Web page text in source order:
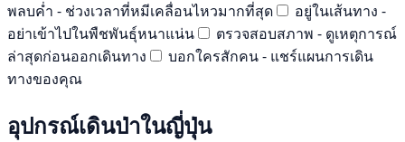
พลบค่ำ - ช่วงเวลาที่หมีเคลื่อนไหวมากที่สุด
อยู่ในเส้นทาง -
อย่าเข้าไปในพืชพันธุ์หนาแน่น
ตรวจสอบสภาพ - ดูเหตุการณ์
ล่าสุดก่อนออกเดินทาง
บอกใครสักคน - แชร์แผนการเดิน
ทางของคุณ
อุปกรณ์เดินป่าในญี่ปุ่น